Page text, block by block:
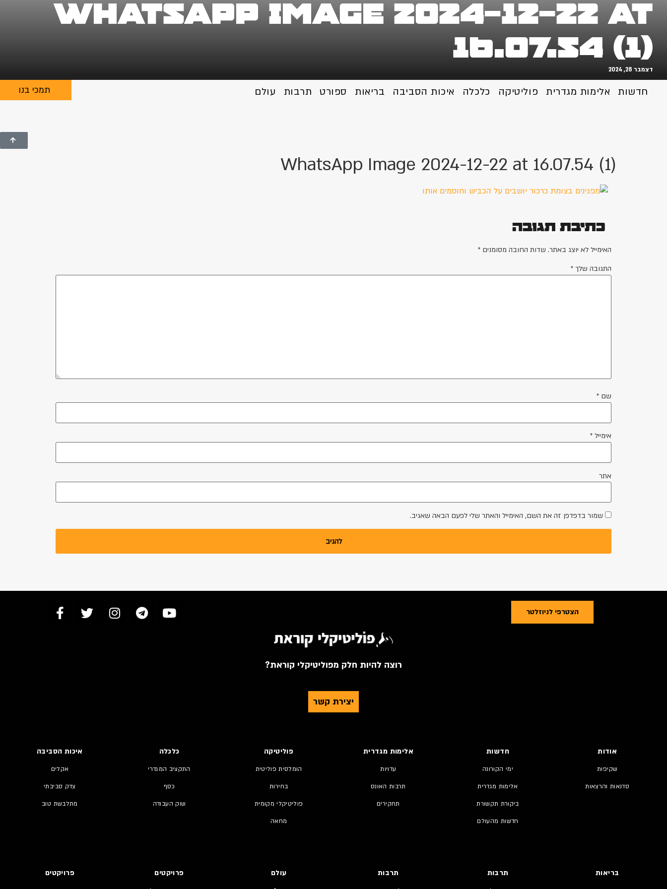
WhatsApp Image 2024-12-22 at
16.07.54 (1)
דצמבר 28, 2024
חדשות אלימות מגדרית פוליטיקה כלכלה איכות הסביבה בריאות ספורט תרבות עולם תמכי בנו
WhatsApp Image 2024-12-22 at 16.07.54 (1)
כתיבת תגובה
האימייל לא יוצג באתר. שדות החובה מסומנים *
התגובה שלך *
שם *
אימייל *
אתר
שמור בדפדפן זה את השם, האימייל והאתר שלי לפעם הבאה שאגיב.
הצטרפי לניוזלטר
רוצה להיות חלק מפוליטיקלי קוראת?
יצירת קשר
אודות
שקיפות
סדנאות והרצאות
חדשות
ימי הקורונה
אלימות מגדרית
ביקורת תקשורת
חדשות מהעולם
אלימות מגדרית
עדויות
תרבות האונס
תחקירים
פוליטיקה
הומלסית פוליטית
בחירות
פוליטיקלי מקומית
מחאה
כלכלה
התקציב המגדרי
כסף
שוק העבודה
איכות הסביבה
אקלים
צדק סביבתי
מתלבשת טוב
בריאות תרבות תרבות עולם פרויקטים פרויקטים